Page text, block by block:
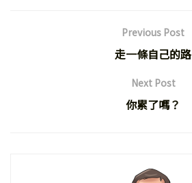
Previous Post
走一條自己的路
Next Post
你累了嗎？